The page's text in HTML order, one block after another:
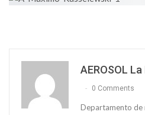
AEROSOL
0 Comments
Departamento de